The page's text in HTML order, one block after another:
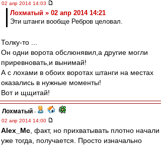
02 апр 2014 14:03
Лохматый » 02 апр 2014 14:21
Эти штанги вообще Ребров целовал.
Толку-то ...
Он одни ворота обслюнявил,а другие могли
приревновать,и вынимай!
А с лохами в обоих воротах штанги на местах
оказались в нужные моменты!
Вот и щщитай!
Лохматый -
02 апр 2014 14:00
Alex_Mc , факт, но прихватывать плотно начали
уже тогда, получается. Просто изначально